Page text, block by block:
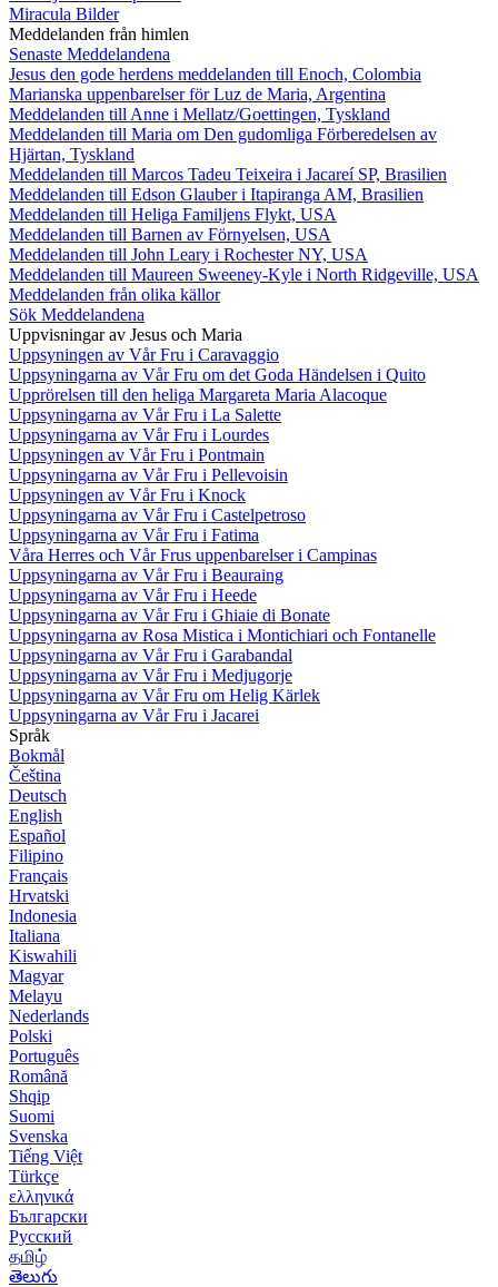
Miracula Bilder
Meddelanden från himlen
Senaste Meddelandena
Jesus den gode herdens meddelanden till Enoch, Colombia
Marianska uppenbarelser för Luz de Maria, Argentina
Meddelanden till Anne i Mellatz/Goettingen, Tyskland
Meddelanden till Maria om Den gudomliga Förberedelsen av
Hjärtan, Tyskland
Meddelanden till Marcos Tadeu Teixeira i Jacareí SP, Brasilien
Meddelanden till Edson Glauber i Itapiranga AM, Brasilien
Meddelanden till Heliga Familjens Flykt, USA
Meddelanden till Barnen av Förnyelsen, USA
Meddelanden till John Leary i Rochester NY, USA
Meddelanden till Maureen Sweeney-Kyle i North Ridgeville, USA
Meddelanden från olika källor
Sök Meddelandena
Uppvisningar av Jesus och Maria
Uppsyningen av Vår Fru i Caravaggio
Uppsyningarna av Vår Fru om det Goda Händelsen i Quito
Upprörelsen till den heliga Margareta Maria Alacoque
Uppsyningarna av Vår Fru i La Salette
Uppsyningarna av Vår Fru i Lourdes
Uppsyningen av Vår Fru i Pontmain
Uppsyningarna av Vår Fru i Pellevoisin
Uppsyningen av Vår Fru i Knock
Uppsyningarna av Vår Fru i Castelpetroso
Uppsyningarna av Vår Fru i Fatima
Våra Herres och Vår Frus uppenbarelser i Campinas
Uppsyningarna av Vår Fru i Beauraing
Uppsyningarna av Vår Fru i Heede
Uppsyningarna av Vår Fru i Ghiaie di Bonate
Uppsyningarna av Rosa Mistica i Montichiari och Fontanelle
Uppsyningarna av Vår Fru i Garabandal
Uppsyningarna av Vår Fru i Medjugorje
Uppsyningarna av Vår Fru om Helig Kärlek
Uppsyningarna av Vår Fru i Jacarei
Språk
Bokmål
Čeština
Deutsch
English
Español
Filipino
Français
Hrvatski
Indonesia
Italiana
Kiswahili
Magyar
Melayu
Nederlands
Polski
Português
Română
Shqip
Suomi
Svenska
Tiếng Việt
Türkçe
ελληνικά
Български
Русский
தமிழ்
తెలుగు